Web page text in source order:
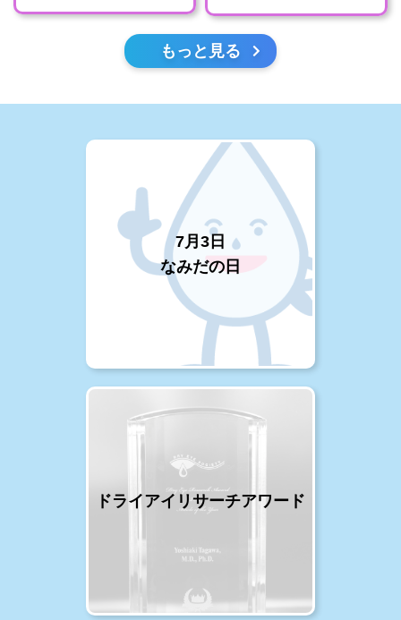
もっと見る
7月3日
なみだの日
ドライアイリサーチアワード